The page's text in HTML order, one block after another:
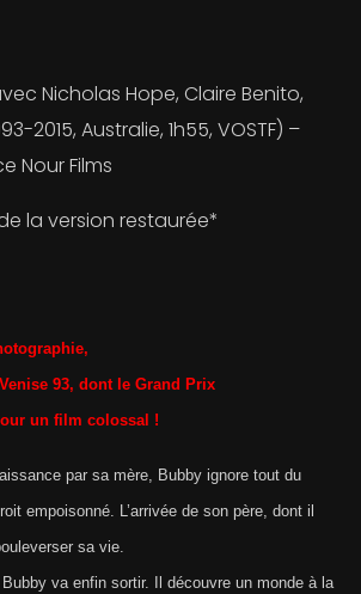
Nicholas Hope, Claire Benito,
2015, Australie, 1h55, VOSTF) –
Nour Films
de la version restaurée*
93, dont le Grand Prix
un film colossal !
par sa mère, Bubby ignore tout du
empoisonné. L’arrivée de son père, dont il
sa vie.
va enfin sortir. Il découvre un monde à la